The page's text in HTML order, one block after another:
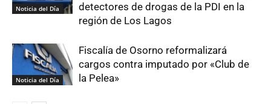
Noticia del Día
detectores de drogas de la PDI en la
región de Los Lagos
Noticia del Día
Fiscalía de Osorno reformalizará
cargos contra imputado por «Club de
la Pelea»